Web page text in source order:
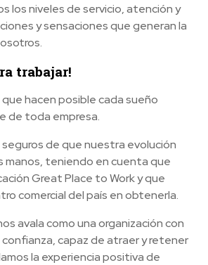
los niveles de servicio, atención y
y sensaciones que generan la
trabajar!
hacen posible cada sueño
de toda empresa.
de que nuestra evolución
manos, teniendo en cuenta que
Great Place to Work y que
comercial del país en obtenerla.
avala como una organización con
capaz de atraer y retener
la experiencia positiva de